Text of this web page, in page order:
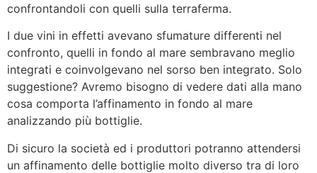
confrontandoli con quelli sulla terraferma.
I due vini in effetti avevano sfumature differenti nel
confronto, quelli in fondo al mare sembravano meglio
integrati e coinvolgevano nel sorso ben integrato. Solo
suggestione? Avremo bisogno di vedere dati alla mano
cosa comporta l’affinamento in fondo al mare
analizzando più bottiglie.
Di sicuro la società ed i produttori potranno attendersi
un affinamento delle bottiglie molto diverso tra di loro